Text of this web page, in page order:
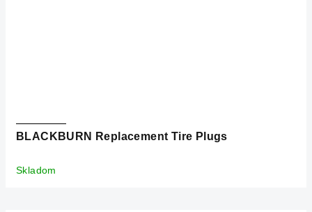
BLACKBURN Replacement Tire Plugs
Skladom